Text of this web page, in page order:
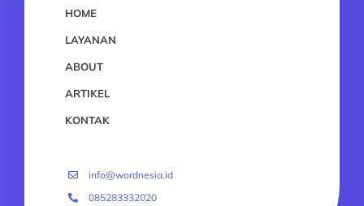
HOME
LAYANAN
ABOUT
ARTIKEL
KONTAK
info@wordnesia.id
085283332020